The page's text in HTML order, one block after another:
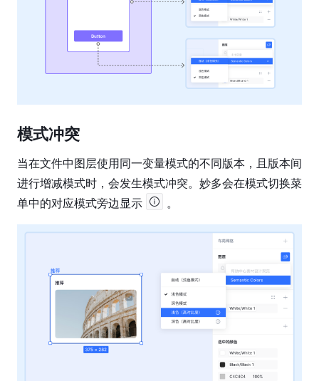
模式冲突
当在文件中图层使用同一变量模式的不同版本，且版本间
进行增减模式时，会发生模式冲突。妙多会在模式切换菜
单中的对应模式旁边显示